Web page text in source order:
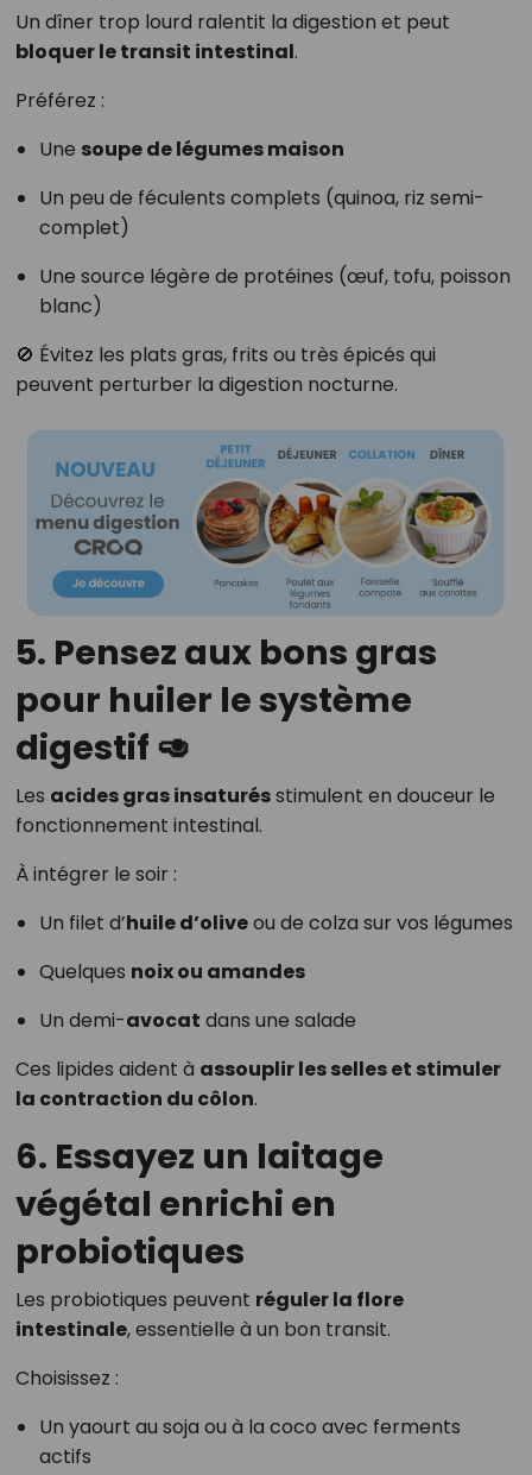
Un dîner trop lourd ralentit la digestion et peut
bloquer le transit intestinal.
Préférez :
Une soupe de légumes maison
Un peu de féculents complets (quinoa, riz semi-
complet)
Une source légère de protéines (œuf, tofu, poisson
blanc)
🚫 Évitez les plats gras, frits ou très épicés qui
peuvent perturber la digestion nocturne.
5. Pensez aux bons gras
pour huiler le système
digestif 🥑
Les acides gras insaturésstimulent en douceur le
fonctionnement intestinal.
À intégrer le soir :
Un filet d’huile d’oliveou de colza sur vos légumes
Quelques noix ou amandes
Un demi-avocat dans une salade
Ces lipides aident à assouplir les selles et stimuler
la contraction du côlon.
6. Essayez un laitage
végétal enrichi en
probiotiques
Les probiotiques peuvent réguler la flore
intestinale, essentielle à un bon transit.
Choisissez :
Un yaourt au soja ou à la coco avec ferments
actifs